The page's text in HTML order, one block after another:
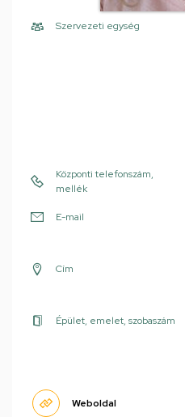
Szervezeti egység
Központi telefonszám,
mellék
E-mail
Cím
Épület, emelet, szobaszám
Weboldal